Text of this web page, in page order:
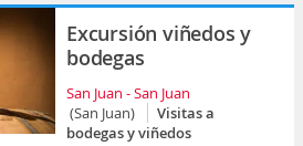
Excursión viñedos y
bodegas
San Juan - San Juan
(San Juan)
Visitas a
bodegas y viñedos